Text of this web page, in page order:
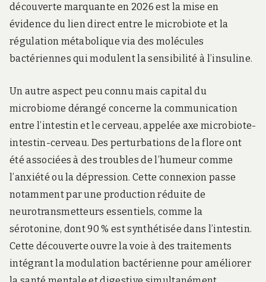
découverte marquante en 2026 est la mise en
évidence du lien direct entre le microbiote et la
régulation métabolique via des molécules
bactériennes qui modulent la sensibilité à l’insuline.
Un autre aspect peu connu mais capital du
microbiome dérangé concerne la communication
entre l’intestin et le cerveau, appelée axe microbiote-
intestin-cerveau. Des perturbations de la flore ont
été associées à des troubles de l’humeur comme
l’anxiété ou la dépression. Cette connexion passe
notamment par une production réduite de
neurotransmetteurs essentiels, comme la
sérotonine, dont 90 % est synthétisée dans l’intestin.
Cette découverte ouvre la voie à des traitements
intégrant la modulation bactérienne pour améliorer